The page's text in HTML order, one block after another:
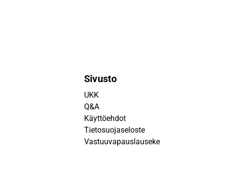
Sivusto
UKK
Q&A
Käyttöehdot
Tietosuojaseloste
Vastuuvapauslauseke